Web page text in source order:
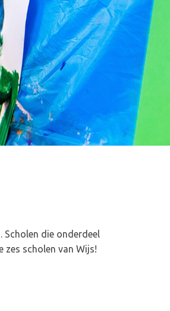
die onderdeel
zes scholen van Wijs!